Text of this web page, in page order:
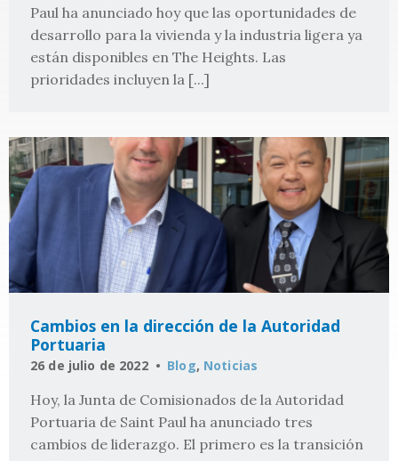
Paul ha anunciado hoy que las oportunidades de
desarrollo para la vivienda y la industria ligera ya
están disponibles en The Heights. Las
prioridades incluyen la [...]
Cambios en la dirección de la Autoridad
Portuaria
26 de julio de 2022 Blog, Noticias
Hoy, la Junta de Comisionados de la Autoridad
Portuaria de Saint Paul ha anunciado tres
cambios de liderazgo. El primero es la transición